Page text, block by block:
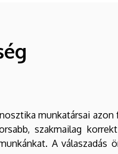
munkatársai azon
szakmailag
A válaszadás